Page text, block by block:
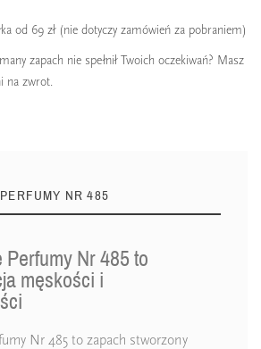
od 69 zł (nie dotyczy zamówień za pobraniem)
zapach nie spełnił Twoich oczekiwań? Masz
na zwrot.
NR 485
Nr 485 to
męskości i
Nr 485 to zapach stworzony